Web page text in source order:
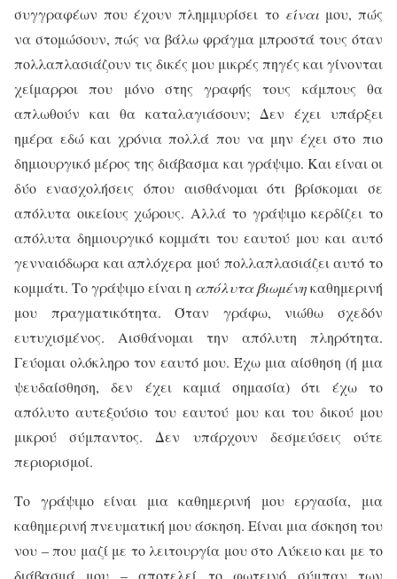
συγγραφέων που έχουν πλημμυρίσει το είναιμου, πώς
να στομώσουν, πώς να βάλω φράγμα μπροστά τους όταν
πολλαπλασιάζουν τις δικές μου μικρές πηγές και γίνονται
χείμαρροι που μόνο στης γραφής τους κάμπους θα
απλωθούν και θα καταλαγιάσουν; Δεν έχει υπάρξει
ημέρα εδώ και χρόνια πολλά που να μην έχει στο πιο
δημιουργικό μέρος της διάβασμα και γράψιμο. Και είναι οι
δύο ενασχολήσεις όπου αισθάνομαι ότι βρίσκομαι σε
απόλυτα οικείους χώρους. Αλλά το γράψιμο κερδίζει το
απόλυτα δημιουργικό κομμάτι του εαυτού μου και αυτό
γενναιόδωρα και απλόχερα μού πολλαπλασιάζει αυτό το
κομμάτι. Το γράψιμο είναι η απόλυτα βιωμένηκαθημερινή
μου πραγματικότητα. Όταν γράφω, νιώθω σχεδόν
ευτυχισμένος. Αισθάνομαι την απόλυτη πληρότητα.
Γεύομαι ολόκληρο τον εαυτό μου. Έχω μια αίσθηση (ή μια
ψευδαίσθηση, δεν έχει καμιά σημασία) ότι έχω το
απόλυτο αυτεξούσιο του εαυτού μου και του δικού μου
μικρού σύμπαντος. Δεν υπάρχουν δεσμεύσεις ούτε
περιορισμοί.
Το γράψιμο είναι μια καθημερινή μου εργασία, μια
καθημερινή πνευματική μου άσκηση. Είναι μια άσκηση του
νου – που μαζί με το λειτουργία μου στο Λύκειο και με το
διάβασμά μου – αποτελεί το φωτεινό σύμπαν των